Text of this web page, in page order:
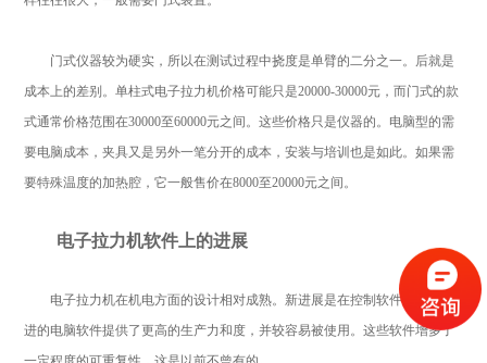
门式仪器较为硬实，所以在测试过程中挠度是单臂的二分之一。后就是
成本上的差别。单柱式电子拉力机价格可能只是20000-30000元，而门式的款
式通常价格范围在30000至60000元之间。这些价格只是仪器的。电脑型的需
要电脑成本，夹具又是另外一笔分开的成本，安装与培训也是如此。如果需
要特殊温度的加热腔，它一般售价在8000至20000元之间。
电子拉力机软件上的进展
电子拉力机在机电方面的设计相对成熟。新进展是在控制软件上的。先
进的电脑软件提供了更高的生产力和度，并较容易被使用。这些软件增多了